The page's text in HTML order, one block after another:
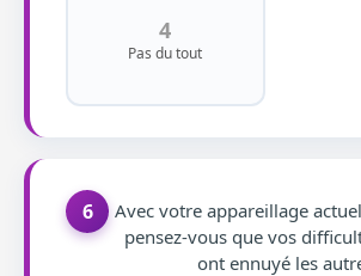
4
Pas du tout
6
Avec votre appareillage
pensez-vous que vos
ont ennuyé les